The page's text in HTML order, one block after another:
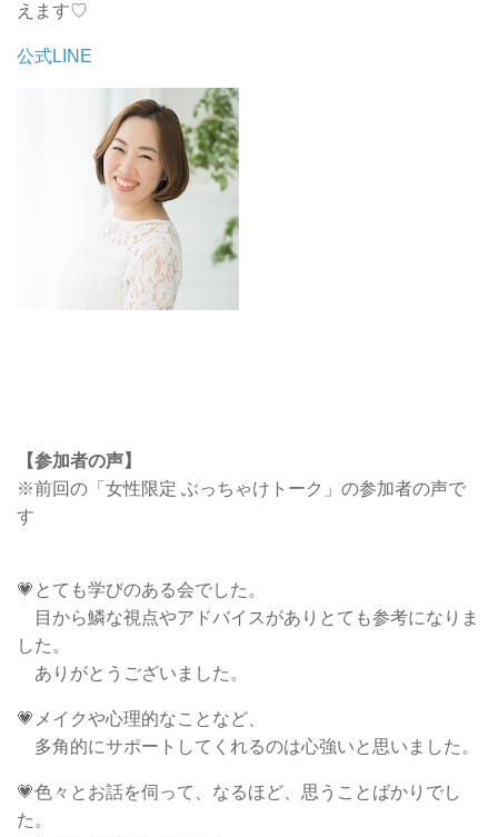
えます♡
公式LINE
【参加者の声】
※前回の「女性限定 ぶっちゃけトーク」の参加者の声で
す
💗とても学びのある会でした。
目から鱗な視点やアドバイスがありとても参考になりま
した。
ありがとうございました。
💗メイクや心理的なことなど、
多角的にサポートしてくれるのは心強いと思いました。
💗色々とお話を伺って、なるほど、思うことばかりでし
た。